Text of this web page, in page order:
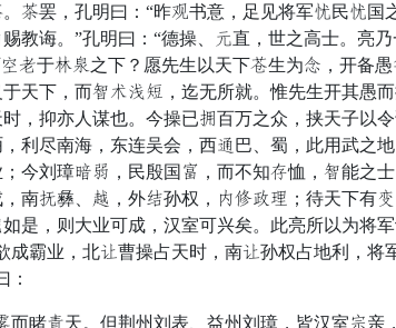
罢，孔明曰：“昨量书意，足见将军退民退国
教诲。”孔明曰：“德操、嫁直，世之高士。亮
进于袖换之下？愿先生以天下温生为智，开备
天下，而善怠晚空，迄无所就。惟先生开其愚
，抑亦人谋也。今操已浅百万之众，挟天子以
利尽南海，东连吴会，西御巴、蜀，此用武之
今刘璋接锄，民殷国升，而不知催恤，善能之
南腾彝、访，外许孙权，壶求壁雷；待天下有
是，则大业可成，汉室可兴矣。此亮所以为将
成霸业，北劝曹操占天时，南劝孙权占地利，
：
半天。但荆州刘表、益州刘璋，皆汉室功亲